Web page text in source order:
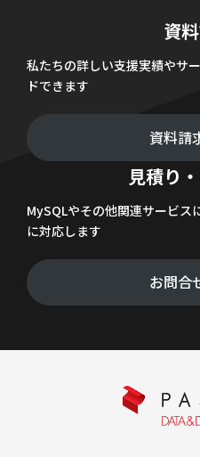
資
私たちの詳しい支援実績やサ
ドできます
資料請
見積り
MySQLやその他関連サービス
に対応します
お問合